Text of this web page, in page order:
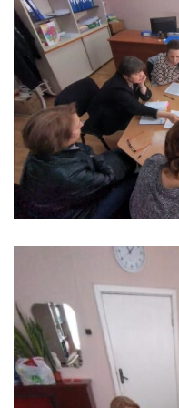
Anticorupție
Știri
și
Evenimente
Acte
și
regulamente
Legislație
internațională
Legislație